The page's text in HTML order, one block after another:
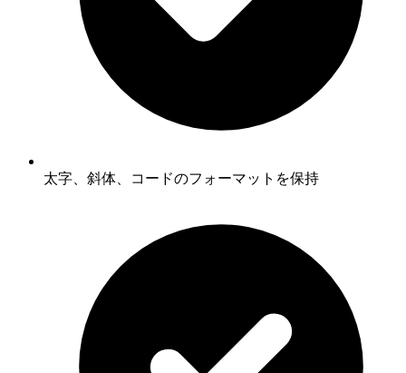
太字、斜体、コードのフォーマットを保持